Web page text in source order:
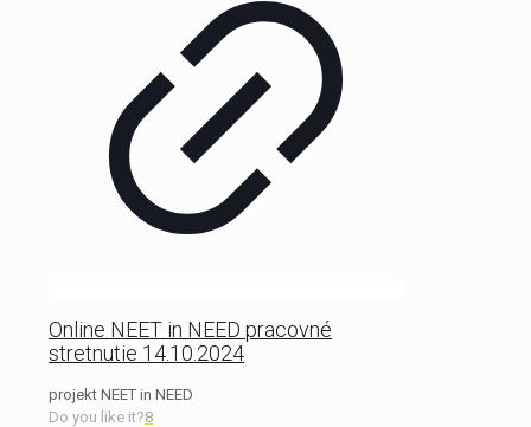
Online NEET in NEED pracovné
stretnutie 14.10.2024
projekt NEET in NEED
Do you like it?8